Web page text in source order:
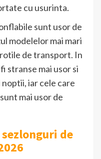
cu usurinta.
sunt usor de
modelelor mai mari
de transport. In
stranse mai usor si
iar cele care
mai usor de
de